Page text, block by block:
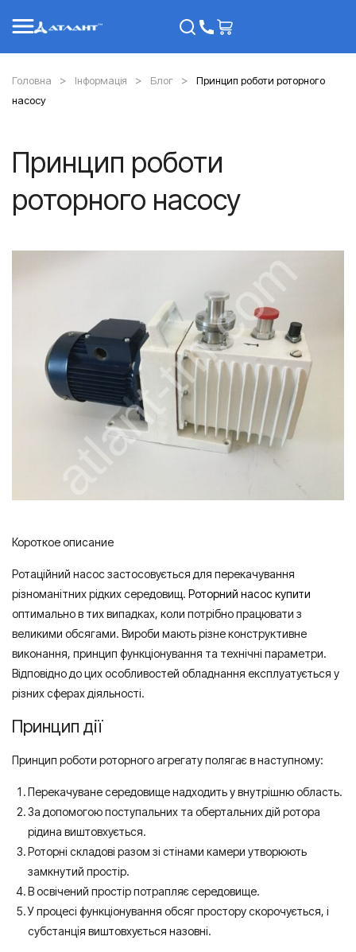
Головна Інформація Блог
Принцип роботи роторного
насосу
Принцип роботи
роторного насосу
Короткое описание
Ротаційний насос застосовується для перекачування
різноманітних рідких середовищ. Роторний насос купити
оптимально в тих випадках, коли потрібно працювати з
великими обсягами. Вироби мають різне конструктивне
виконання, принцип функціонування та технічні параметри.
Відповідно до цих особливостей обладнання експлуатується у
різних сферах діяльності.
Принцип дії
Принцип роботи роторного агрегату полягає в наступному:
Перекачуване середовище надходить у внутрішню область.
За допомогою поступальних та обертальних дій ротора
рідина виштовхується.
Роторні складові разом зі стінами камери утворюють
замкнутий простір.
В освічений простір потрапляє середовище.
У процесі функціонування обсяг простору скорочується, і
субстанція виштовхується назовні.